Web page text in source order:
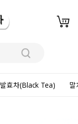
발효차(Black Tea)